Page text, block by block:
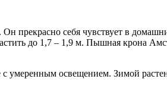
прекрасно себя чувствует в
до 1,7 – 1,9 м. Пышная крона
умеренным освещением. Зимой